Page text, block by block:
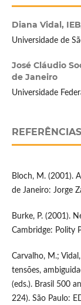
Diana Vidal,
Universidade de
José Cláudio
de Janeiro
Universidade
REFERÊNCIAS
Bloch, M. (2001).
de Janeiro: Jorge
Burke, P. (2001).
Cambridge: Polity
Carvalho, M.;
tensões,
(eds.). Brasil 500
224). São Paulo: